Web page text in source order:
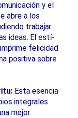
y el
abre a los
trabajar
ideas. El estí-
felicidad
positiva sobre
Esta esencia
integrales
mejor